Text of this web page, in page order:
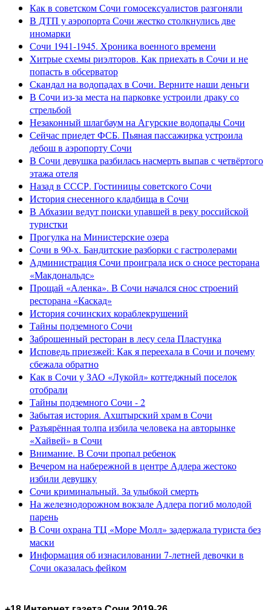
Как в советском Сочи гомосексуалистов разгоняли
В ДТП у аэропорта Сочи жестко столкнулись две
иномарки
Сочи 1941-1945. Хроника военного времени
Хитрые схемы риэлторов. Как приехать в Сочи и не
попасть в обсерватор
Скандал на водопадах в Сочи. Верните наши деньги
В Сочи из-за места на парковке устроили драку со
стрельбой
Незаконный шлагбаум на Агурские водопады Сочи
Сейчас приедет ФСБ. Пьяная пассажирка устроила
дебош в аэропорту Сочи
В Сочи девушка разбилась насмерть выпав с четвёртого
этажа отеля
Назад в СССР. Гостиницы советского Сочи
История снесенного кладбища в Сочи
В Абхазии ведут поиски упавшей в реку российской
туристки
Прогулка на Министерские озера
Сочи в 90-х. Бандитские разборки с гастролерами
Администрация Сочи проиграла иск о сносе ресторана
«Макдональдс»
Прощай «Аленка». В Сочи начался снос строений
ресторана «Каскад»
История сочинских кораблекрушений
Тайны подземного Сочи
Заброшенный ресторан в лесу села Пластунка
Исповедь приезжей: Как я переехала в Сочи и почему
сбежала обратно
Как в Сочи у ЗАО «Лукойл» коттеджный поселок
отобрали
Тайны подземного Сочи - 2
Забытая история. Ахштырский храм в Сочи
Разъярённая толпа избила человека на авторынке
«Хайвей» в Сочи
Внимание. В Сочи пропал ребенок
Вечером на набережной в центре Адлера жестоко
избили девушку
Сочи криминальный. За улыбкой смерть
На железнодорожном вокзале Адлера погиб молодой
парень
В Сочи охрана ТЦ «Море Молл» задержала туриста без
маски
Информация об изнасиловании 7-летней девочки в
Сочи оказалась фейком